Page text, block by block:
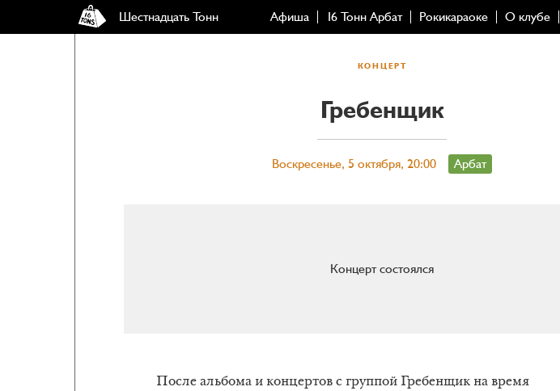
Шестнадцать Тонн Афиша 16 Тонн Арбат Рокикараоке О клубе
КОНЦЕРТ
Гребенщик
Воскресенье, 5 октября, 20:00 Арбат
Концерт состоялся
После альбома и концертов с группой Гребенщик на время